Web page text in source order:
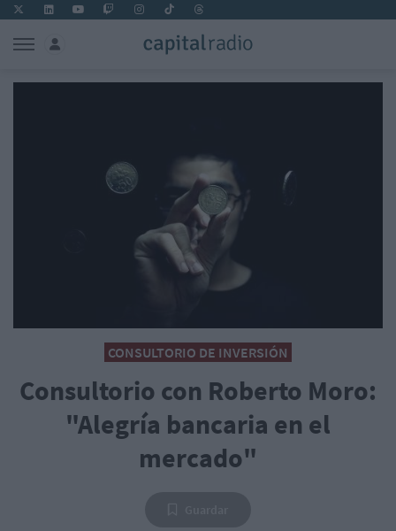
CONSULTORIO DE INVERSIÓN
Consultorio con Roberto Moro:
"Alegría bancaria en el
mercado"